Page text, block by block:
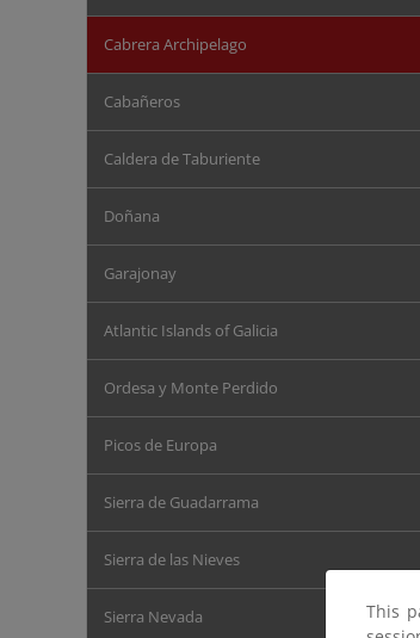
Cabrera Archipelago
Cabañeros
Caldera de Taburiente
Doñana
Garajonay
Atlantic Islands of Galicia
Ordesa y Monte Perdido
Picos de Europa
Sierra de Guadarrama
Sierra de las Nieves
Sierra Nevada
This